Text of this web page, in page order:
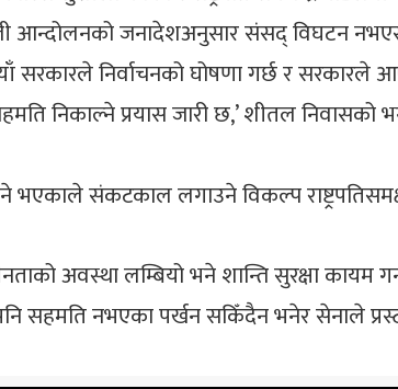
आन्दोलनको जनादेशअनुसार संसद् विघटन
सरकारले निर्वाचनको घोषणा गर्छ र
निकाल्ने प्रयास जारी छ,’ शीतल निवासको
संकटकाल लगाउने विकल्प
अवस्था लम्बियो भने शान्ति सुरक्षा
सहमति नभएका पर्खन सकिँदैन भनेर सेनाले